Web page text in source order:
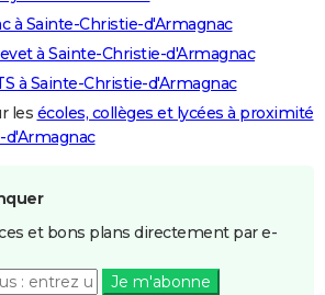
à Sainte-Christie-d'Armagnac
à Sainte-Christie-d'Armagnac
à Sainte-Christie-d'Armagnac
les écoles, collèges et lycées à proximité
d'Armagnac
et bons plans directement par e-
Je m'abonne